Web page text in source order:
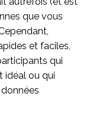
que vous
et faciles,
qui
idéal ou qui